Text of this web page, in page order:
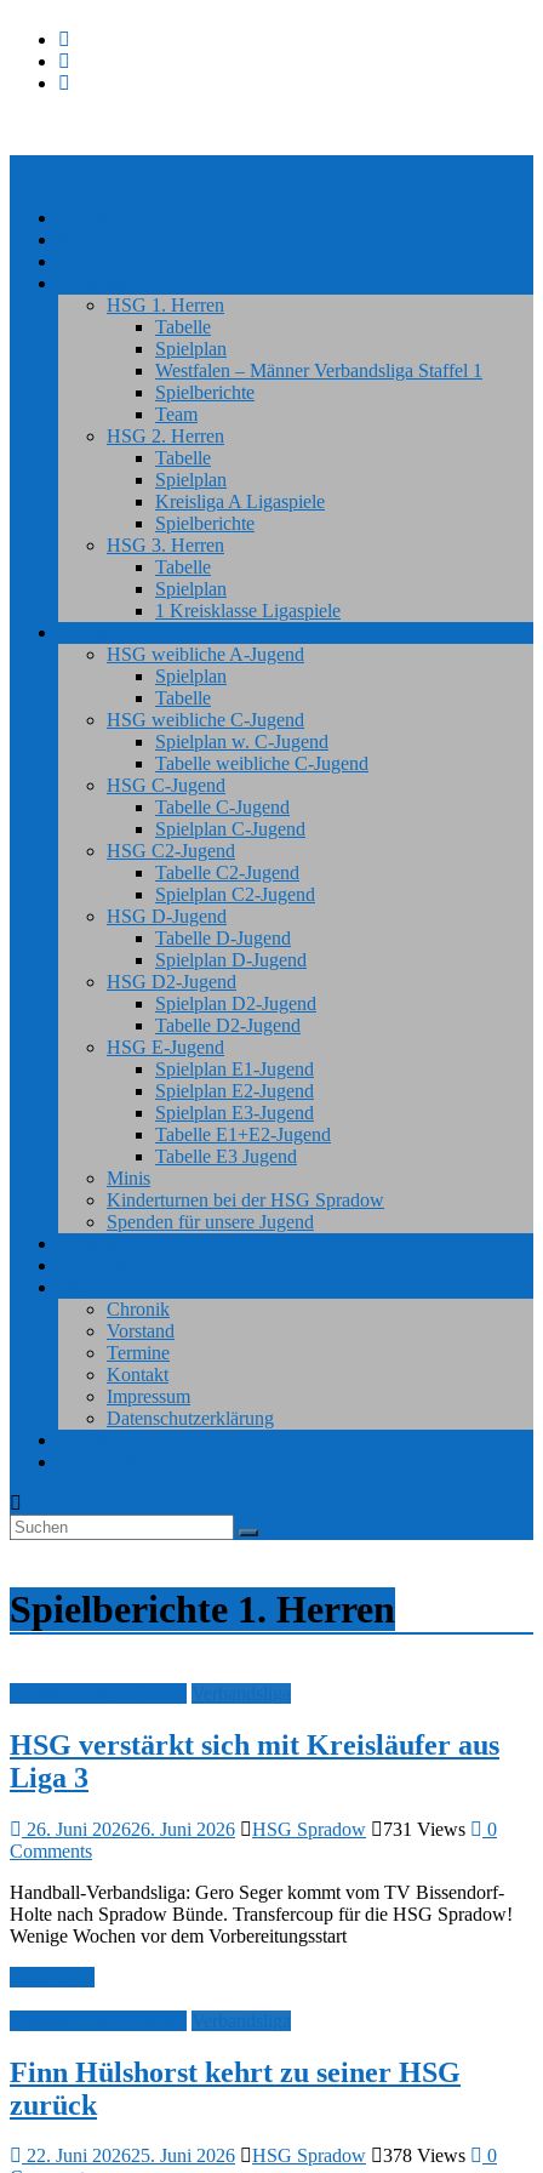
HSG 1. Herren
Tabelle
Spielplan
Westfalen – Männer Verbandsliga Staffel 1
Spielberichte
Team
HSG 2. Herren
Tabelle
Spielplan
Kreisliga A Ligaspiele
Spielberichte
HSG 3. Herren
Tabelle
Spielplan
1 Kreisklasse Ligaspiele
HSG weibliche A-Jugend
Spielplan
Tabelle
HSG weibliche C-Jugend
Spielplan w. C-Jugend
Tabelle weibliche C-Jugend
HSG C-Jugend
Tabelle C-Jugend
Spielplan C-Jugend
HSG C2-Jugend
Tabelle C2-Jugend
Spielplan C2-Jugend
HSG D-Jugend
Tabelle D-Jugend
Spielplan D-Jugend
HSG D2-Jugend
Spielplan D2-Jugend
Tabelle D2-Jugend
HSG E-Jugend
Spielplan E1-Jugend
Spielplan E2-Jugend
Spielplan E3-Jugend
Tabelle E1+E2-Jugend
Tabelle E3 Jugend
Minis
Kinderturnen bei der HSG Spradow
Spenden für unsere Jugend
Chronik
Vorstand
Termine
Kontakt
Impressum
Datenschutzerklärung
Spielberichte 1. Herren
HSG verstärkt sich mit Kreisläufer aus
Liga 3
26. Juni 202626. Juni 2026 HSG Spradow 731 Views
0
Comments
Handball-Verbandsliga: Gero Seger kommt vom TV Bissendorf-
Holte nach Spradow Bünde. Transfercoup für die HSG Spradow!
Wenige Wochen vor dem Vorbereitungsstart
Finn Hülshorst kehrt zu seiner HSG
zurück
22. Juni 202625. Juni 2026 HSG Spradow 378 Views
0